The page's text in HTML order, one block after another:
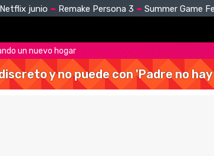
Netflix junio Remake Persona 3 Summer Game
un nuevo hogar
y no puede con 'Padre no hay